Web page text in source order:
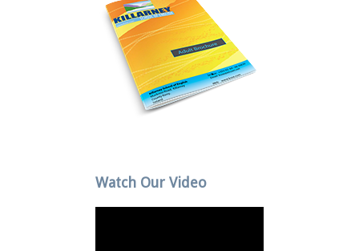
Watch Our Video